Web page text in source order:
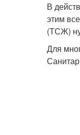
В
этим
(ТСЖ)
Для